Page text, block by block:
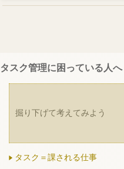
タスク管理に困っている人へ
掘り下げて考えてみよう
タスク＝課される仕事